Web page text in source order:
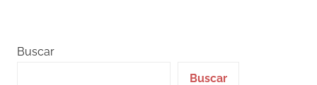
Buscar
Buscar